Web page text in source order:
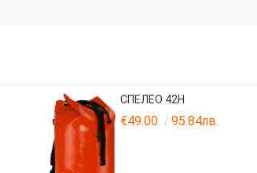
СПЕЛЕО 42H
€49.00 95.84лв.